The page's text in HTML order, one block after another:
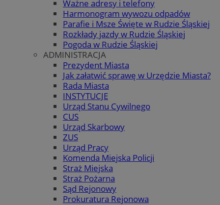
Ważne adresy i telefony
Harmonogram wywozu odpadów
Parafie i Msze Święte w Rudzie Śląskiej
Rozkłady jazdy w Rudzie Śląskiej
Pogoda w Rudzie Śląskiej
ADMINISTRACJA
Prezydent Miasta
Jak załatwić sprawę w Urzędzie Miasta?
Rada Miasta
INSTYTUCJE
Urząd Stanu Cywilnego
CUS
Urząd Skarbowy
ZUS
Urząd Pracy
Komenda Miejska Policji
Straż Miejska
Straż Pożarna
Sąd Rejonowy
Prokuratura Rejonowa